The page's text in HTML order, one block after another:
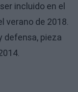
incluido en el
verano de 2018.
defensa, pieza